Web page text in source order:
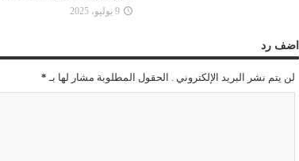
9 يوليو، 2025
اضف رد
لن يتم نشر البريد الإلكتروني . الحقول المطلوبة مشار لها بـ *